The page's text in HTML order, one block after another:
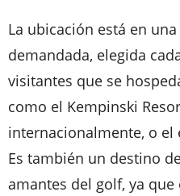
La ubicación está en
demandada, elegida
visitantes que se
como el Kempinski
internacionalmente, o el
Es también un destino
amantes del golf, ya